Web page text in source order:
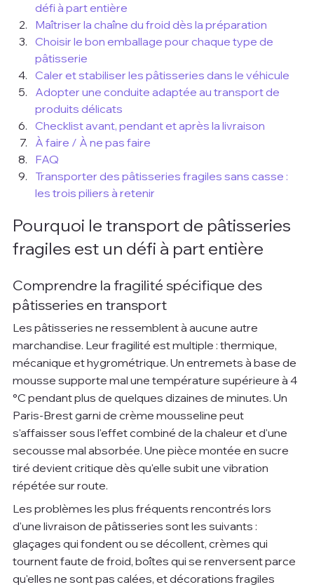
défi à part entière
Maîtriser la chaîne du froid dès la préparation
Choisir le bon emballage pour chaque type de
pâtisserie
Caler et stabiliser les pâtisseries dans le véhicule
Adopter une conduite adaptée au transport de
produits délicats
Checklist avant, pendant et après la livraison
À faire / À ne pas faire
FAQ
Transporter des pâtisseries fragiles sans casse :
les trois piliers à retenir
Pourquoi le transport de pâtisseries
fragiles est un défi à part entière
Comprendre la fragilité spécifique des
pâtisseries en transport
Les pâtisseries ne ressemblent à aucune autre
marchandise. Leur fragilité est multiple : thermique,
mécanique et hygrométrique. Un entremets à base de
mousse supporte mal une température supérieure à 4
°C pendant plus de quelques dizaines de minutes. Un
Paris-Brest garni de crème mousseline peut
s'affaisser sous l'effet combiné de la chaleur et d'une
secousse mal absorbée. Une pièce montée en sucre
tiré devient critique dès qu'elle subit une vibration
répétée sur route.
Les problèmes les plus fréquents rencontrés lors
d'une livraison de pâtisseries sont les suivants :
glaçages qui fondent ou se décollent, crèmes qui
tournent faute de froid, boîtes qui se renversent parce
qu'elles ne sont pas calées, et décorations fragiles